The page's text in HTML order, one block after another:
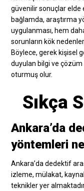
güvenilir sonuçlar elde
bağlamda, araştırma
uygulanması, hem
sorunların kök
Böylece, gerek kişisel
duyulan bilgi ve
oturmuş olur.
Sıkça
Ankara’da
yöntemleri
Ankara’da dedektif
izleme, mülakat,
teknikler yer